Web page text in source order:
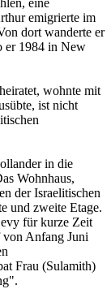
eine
emigrierte im
dort wanderte er
er 1984 in New
wohnte mit
ist nicht
in die
Wohnhaus,
der Israelitischen
und zweite Etage.
für kurze Zeit
von Anfang Juni
Frau (Sulamith)